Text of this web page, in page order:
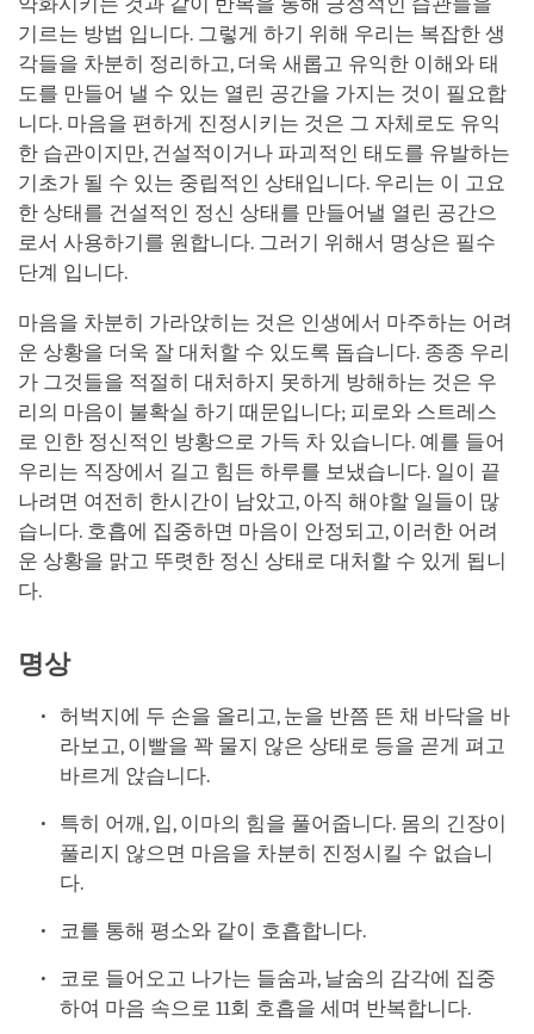
기르는 방법 입니다. 그렇게 하기 위해 우리는 복잡한 생
각들을 차분히 정리하고, 더욱 새롭고 유익한 이해와 태
도를 만들어 낼 수 있는 열린 공간을 가지는 것이 필요합
니다. 마음을 편하게 진정시키는 것은 그 자체로도 유익
한 습관이지만, 건설적이거나 파괴적인 태도를 유발하는
기초가 될 수 있는 중립적인 상태입니다. 우리는 이 고요
한 상태를 건설적인 정신 상태를 만들어낼 열린 공간으
로서 사용하기를 원합니다. 그러기 위해서 명상은 필수
단계 입니다.
마음을 차분히 가라앉히는 것은 인생에서 마주하는 어려
운 상황을 더욱 잘 대처할 수 있도록 돕습니다. 종종 우리
가 그것들을 적절히 대처하지 못하게 방해하는 것은 우
리의 마음이 불확실 하기 때문입니다; 피로와 스트레스
로 인한 정신적인 방황으로 가득 차 있습니다. 예를 들어
우리는 직장에서 길고 힘든 하루를 보냈습니다. 일이 끝
나려면 여전히 한시간이 남았고, 아직 해야할 일들이 많
습니다. 호흡에 집중하면 마음이 안정되고, 이러한 어려
운 상황을 맑고 뚜렷한 정신 상태로 대처할 수 있게 됩니
다.
명상
허벅지에 두 손을 올리고, 눈을 반쯤 뜬 채 바닥을 바
라보고, 이빨을 꽉 물지 않은 상태로 등을 곧게 펴고
바르게 앉습니다.
특히 어깨, 입, 이마의 힘을 풀어줍니다. 몸의 긴장이
풀리지 않으면 마음을 차분히 진정시킬 수 없습니
다.
코를 통해 평소와 같이 호흡합니다.
코로 들어오고 나가는 들숨과, 날숨의 감각에 집중
하여 마음 속으로 11회 호흡을 세며 반복합니다.